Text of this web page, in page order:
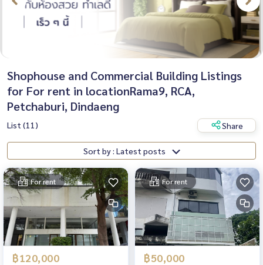
Shophouse and Commercial Building Listings
for For rent in locationRama9, RCA,
Petchaburi, Dindaeng
List (11) Share
Sort by : Latest posts
For rent
฿120,000
For rent
฿50,000